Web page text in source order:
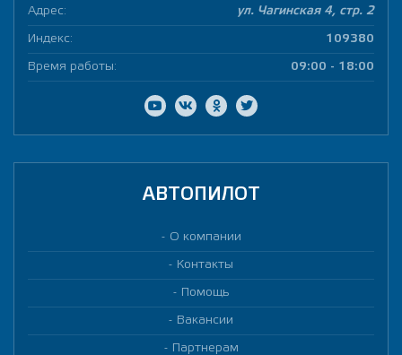
Адрес: ул. Чагинская 4, стр. 2
Индекс: 109380
Время работы: 09:00 - 18:00
АВТОПИЛОТ
О компании
Контакты
Помощь
Вакансии
Партнерам